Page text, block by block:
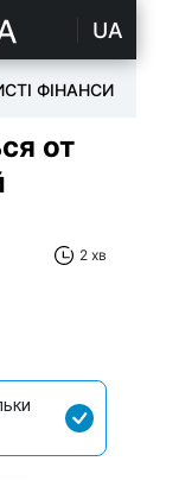
UA
ФІНАНСИ
от
2 хв